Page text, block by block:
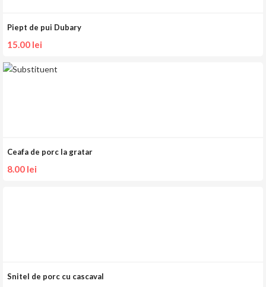
Piept de pui Dubary
15.00 lei
Ceafa de porc la gratar
8.00 lei
Snitel de porc cu cascaval